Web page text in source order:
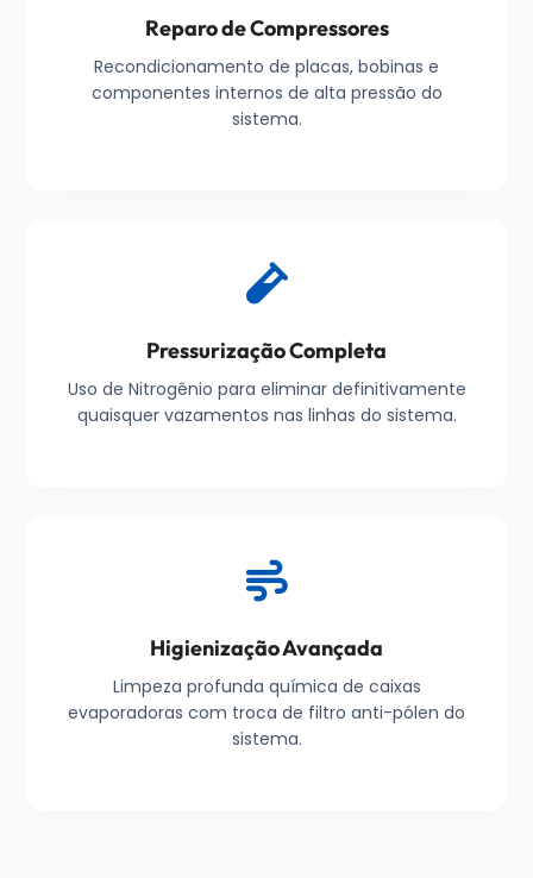
Reparo de Compressores
Recondicionamento de placas, bobinas e
componentes internos de alta pressão do
sistema.
Pressurização Completa
Uso de Nitrogênio para eliminar definitivamente
quaisquer vazamentos nas linhas do sistema.
Higienização Avançada
Limpeza profunda química de caixas
evaporadoras com troca de filtro anti-pólen do
sistema.